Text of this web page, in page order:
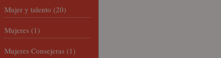
Mujer y talento (20)
Mujeres (1)
Mujeres Consejeras (1)